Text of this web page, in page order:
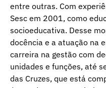
entre outras. Com
Sesc em 2001, como
socioeducativa. Desse
docência e a atuação na
carreira na gestão com
unidades e funções, até
das Cruzes, que está